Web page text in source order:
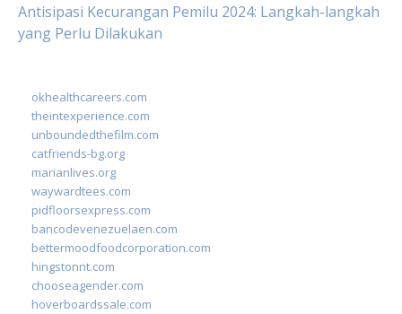
Antisipasi Kecurangan Pemilu 2024: Langkah-langkah
yang Perlu Dilakukan
okhealthcareers.com
theintexperience.com
unboundedthefilm.com
catfriends-bg.org
marianlives.org
waywardtees.com
pidfloorsexpress.com
bancodevenezuelaen.com
bettermoodfoodcorporation.com
hingstonnt.com
chooseagender.com
hoverboardssale.com